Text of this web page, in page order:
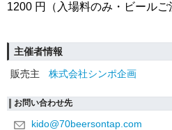
1200 円（入場料のみ・ビールご
主催者情報
販売主
株式会社シンポ企画
お問い合わせ先
kido@70beersontap.com